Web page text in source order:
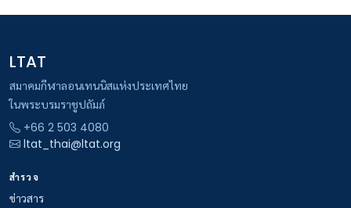
LTAT
สมาคมกีฬาลอนเทนนิสแห่งประเทศไทย
ในพระบรมราชูปถัมภ์
+66 2 503 4080
ltat_thai@ltat.org
สำรวจ
ข่าวสาร